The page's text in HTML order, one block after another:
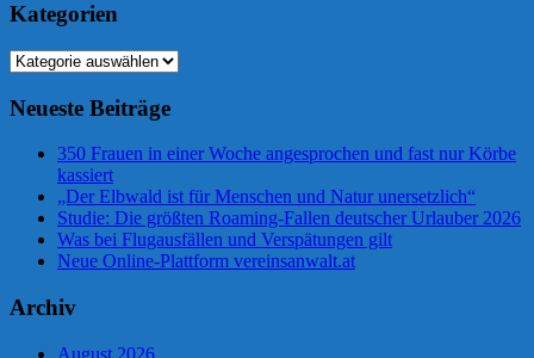
Kategorien
Kategorien
Neueste Beiträge
350 Frauen in einer Woche angesprochen und fast nur Körbe
kassiert
„Der Elbwald ist für Menschen und Natur unersetzlich“
Studie: Die größten Roaming-Fallen deutscher Urlauber 2026
Was bei Flugausfällen und Verspätungen gilt
Neue Online-Plattform vereinsanwalt.at
Archiv
August 2026